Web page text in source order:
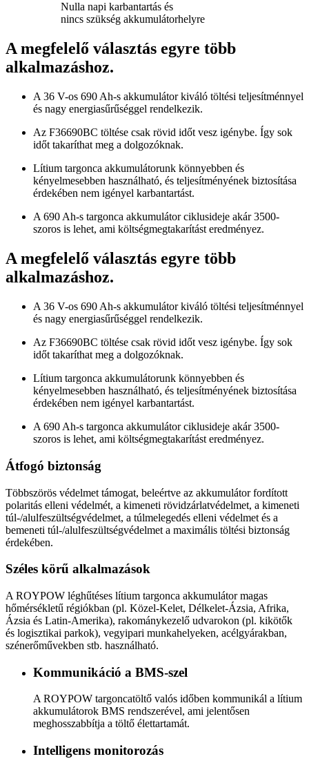
Nulla napi karbantartás és
nincs szükség akkumulátorhelyre
A megfelelő választás egyre több
alkalmazáshoz.
A 36 V-os 690 Ah-s akkumulátor kiváló töltési teljesítménnyel
és nagy energiasűrűséggel rendelkezik.
Az F36690BC töltése csak rövid időt vesz igénybe. Így sok
időt takaríthat meg a dolgozóknak.
Lítium targonca akkumulátorunk könnyebben és
kényelmesebben használható, és teljesítményének biztosítása
érdekében nem igényel karbantartást.
A 690 Ah-s targonca akkumulátor ciklusideje akár 3500-
szoros is lehet, ami költségmegtakarítást eredményez.
A megfelelő választás egyre több
alkalmazáshoz.
A 36 V-os 690 Ah-s akkumulátor kiváló töltési teljesítménnyel
és nagy energiasűrűséggel rendelkezik.
Az F36690BC töltése csak rövid időt vesz igénybe. Így sok
időt takaríthat meg a dolgozóknak.
Lítium targonca akkumulátorunk könnyebben és
kényelmesebben használható, és teljesítményének biztosítása
érdekében nem igényel karbantartást.
A 690 Ah-s targonca akkumulátor ciklusideje akár 3500-
szoros is lehet, ami költségmegtakarítást eredményez.
Átfogó biztonság
Többszörös védelmet támogat, beleértve az akkumulátor fordított
polaritás elleni védelmét, a kimeneti rövidzárlatvédelmet, a kimeneti
túl-/alulfeszültségvédelmet, a túlmelegedés elleni védelmet és a
bemeneti túl-/alulfeszültségvédelmet a maximális töltési biztonság
érdekében.
Széles körű alkalmazások
A ROYPOW léghűtéses lítium targonca akkumulátor magas
hőmérsékletű régiókban (pl. Közel-Kelet, Délkelet-Ázsia, Afrika,
Ázsia és Latin-Amerika), rakománykezelő udvarokon (pl. kikötők
és logisztikai parkok), vegyipari munkahelyeken, acélgyárakban,
szénerőművekben stb. használható.
Kommunikáció a BMS-szel
A ROYPOW targoncatöltő valós időben kommunikál a lítium
akkumulátorok BMS rendszerével, ami jelentősen
meghosszabbítja a töltő élettartamát.
Intelligens monitorozás